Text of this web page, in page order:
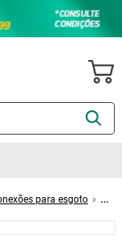
para esgoto